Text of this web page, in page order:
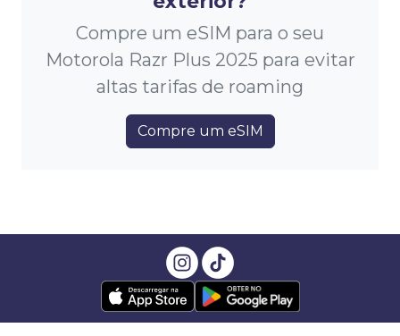
Compre um eSIM para o seu
Motorola Razr Plus 2025 para evitar
altas tarifas de roaming
Compre um eSIM